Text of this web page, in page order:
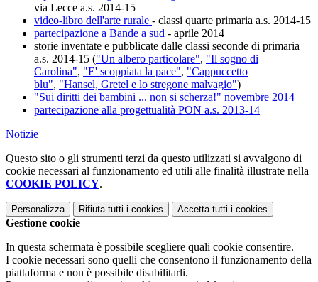
via Lecce a.s. 2014-15
video-libro dell'arte rurale - classi quarte primaria a.s. 2014-15
partecipazione a Bande a sud - aprile 2014
storie inventate e pubblicate dalle classi seconde di primaria
a.s. 2014-15 ("Un albero particolare", "Il sogno di
Carolina", "E' scoppiata la pace", "Cappuccetto
blu", "Hansel, Gretel e lo stregone malvagio")
"Sui diritti dei bambini ... non si scherza!" novembre 2014
partecipazione alla progettualità PON a.s. 2013-14
Notizie
Questo sito o gli strumenti terzi da questo utilizzati si avvalgono di
cookie necessari al funzionamento ed utili alle finalità illustrate nella
COOKIE POLICY.
Personalizza Rifiuta tutti i cookies Accetta tutti i cookies
Gestione cookie
In questa schermata è possibile scegliere quali cookie consentire.
I cookie necessari sono quelli che consentono il funzionamento della
piattaforma e non è possibile disabilitarli.